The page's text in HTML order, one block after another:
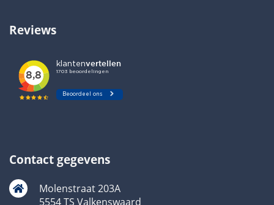
Reviews
Contact gegevens
Molenstraat 203A
5554 TS Valkenswaard